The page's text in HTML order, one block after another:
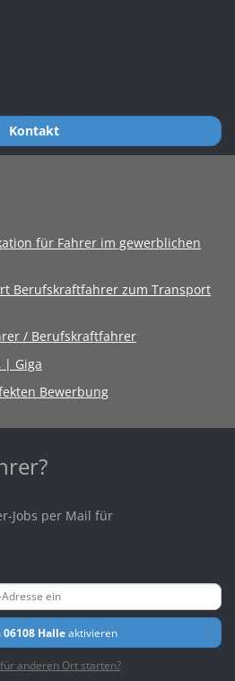
Kontakt
für Fahrer im gewerblichen
Berufskraftfahrer zum Transport
/ Berufskraftfahrer
| Giga
Bewerbung
Jobs per Mail für
06108 Halleaktivieren
anderen Ort starten?